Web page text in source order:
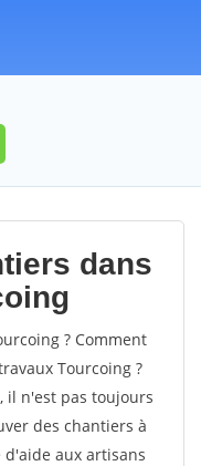
dans
? Comment
Tourcoing ?
il n'est pas toujours
des chantiers à
aux artisans